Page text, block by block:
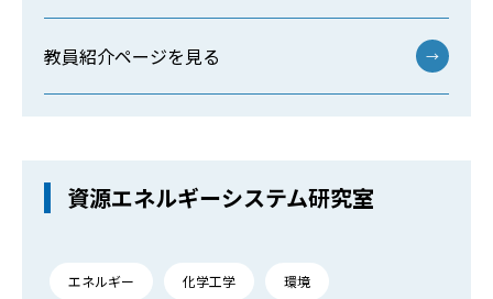
教員紹介ページを見る →
資源エネルギーシステム研究室
エネルギー 化学工学 環境